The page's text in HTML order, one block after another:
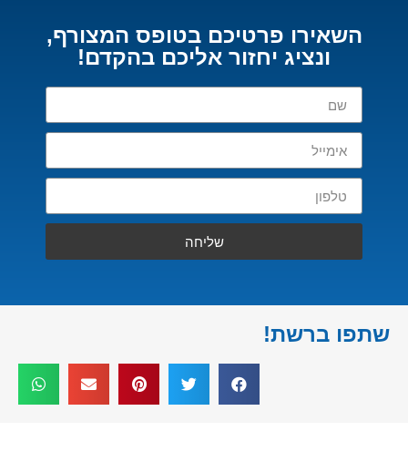
השאירו פרטיכם בטופס המצורף,
ונציג יחזור אליכם בהקדם!
שליחה
שתפו ברשת!